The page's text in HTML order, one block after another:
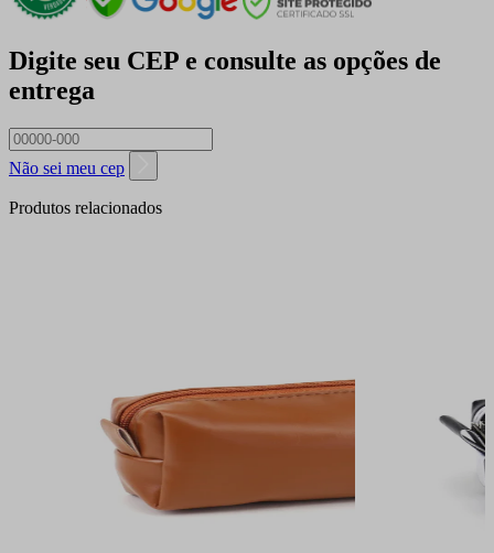
Digite seu CEP e consulte as opções de
entrega
Não sei meu cep
Produtos relacionados